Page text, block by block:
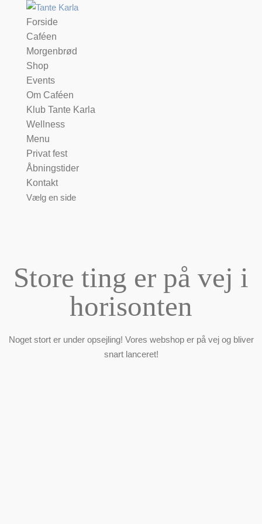
Forside
Caféen
Morgenbrød
Shop
Events
Om Caféen
Klub Tante Karla
Wellness
Menu
Privat fest
Åbningstider
Kontakt
Vælg en side
Store ting er på vej i
horisonten
Noget stort er under opsejling! Vores webshop er på vej og bliver
snart lanceret!